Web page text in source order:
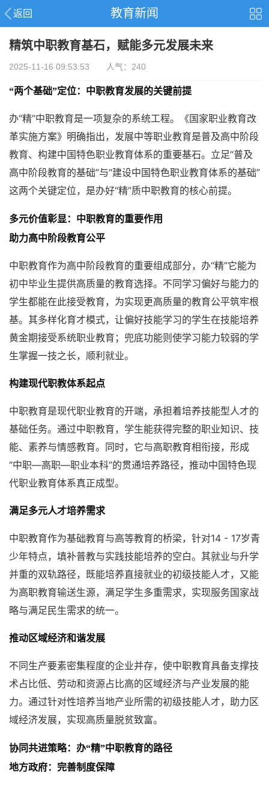
返回 教育新闻
精筑中职教育基石，赋能多元发展未来
2025-11-16 09:53:53 人气：240
“两个基础”定位：中职教育发展的关键前提
办“精”中职教育是一项复杂的系统工程。《国家职业教育改
革实施方案》明确指出，发展中等职业教育是普及高中阶段
教育、构建中国特色职业教育体系的重要基石。立足“普及
高中阶段教育的基础”与“建设中国特色职业教育体系的基础”
这两个关键定位，是办好“精”质中职教育的核心前提。
多元价值彰显：中职教育的重要作用
助力高中阶段教育公平
中职教育作为高中阶段教育的重要组成部分，办“精”它能为
初中毕业生提供高质量的教育选择。不同学习偏好与能力的
学生都能在此接受教育，为实现更高质量的教育公平筑牢根
基。其多样化育才模式，让偏好技能学习的学生在技能培养
黄金期接受系统职业教育；兜底功能则使学习能力较弱的学
生掌握一技之长，顺利就业。
构建现代职教体系起点
中职教育是现代职业教育的开端，承担着培养技能型人才的
基础任务。通过中职教育，学生能获得完整的职业知识、技
能、素养与情感教育。同时，它与高职教育相衔接，形成
“中职—高职—职业本科”的贯通培养路径，推动中国特色现
代职业教育体系真正成型。
满足多元人才培养需求
中职教育作为基础教育与高等教育的桥梁，针对14 - 17岁青
少年特点，填补普教与实践技能培养的空白。其就业与升学
并重的双轨路径，既能培养直接就业的初级技能人才，又能
为高职教育输送生源，满足学生多重需求，实现服务国家战
略与满足民生需求的统一。
推动区域经济和谐发展
不同生产要素密集程度的企业并存，使中职教育具备支撑技
术占比低、劳动和资源占比高的区域经济与产业发展的能
力。通过针对性培养当地产业所需的初级技能人才，助力区
域经济发展，实现高质量脱贫致富。
协同共进策略：办“精”中职教育的路径
地方政府：完善制度保障